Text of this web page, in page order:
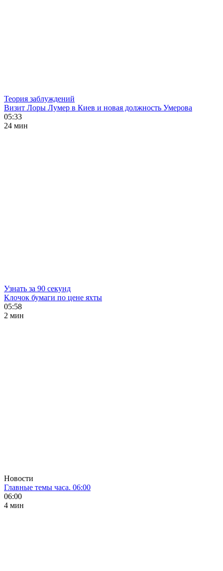
Теория заблуждений
Визит Лоры Лумер в Киев и новая должность Умерова
05:33
24 мин
Узнать за 90 секунд
Клочок бумаги по цене яхты
05:58
2 мин
Новости
Главные темы часа. 06:00
06:00
4 мин